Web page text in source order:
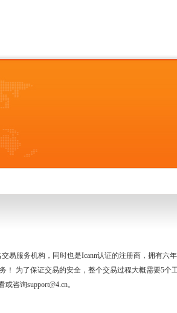
易服务机构，同时也是Icann认证的注册商，拥有六
！ 为了保证交易的安全，整个交易过程大概需要5个工
或咨询support@4.cn。